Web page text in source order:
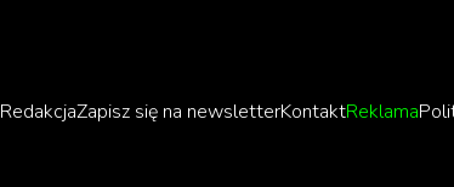
RedakcjaZapisz się na newsletterKontaktReklama